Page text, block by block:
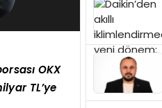
OKX
TL’ye